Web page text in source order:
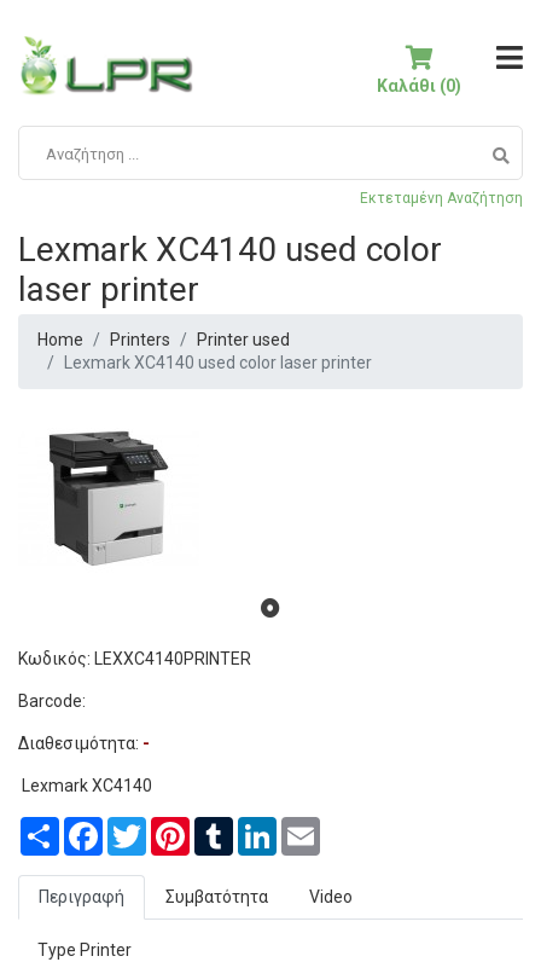
Εκτεταμένη Αναζήτηση
Καλάθι (0)
Lexmark XC4140 used color
laser printer
Home Printers
Printer used
Lexmark XC4140 used color laser printer
Κωδικός: LEXXC4140PRINTER
Barcode:
Διαθεσιμότητα: -
Lexmark XC4140
Share Facebook
TwitterPinterestTumblrLinkedIn
Περιγραφή Συμβατότητα Video
Type Printer